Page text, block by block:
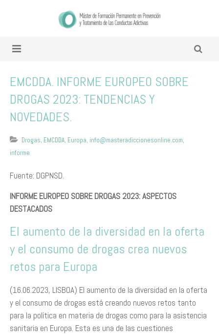
EMCDDA. INFORME EUROPEO SOBRE
DROGAS 2023: TENDENCIAS Y
NOVEDADES.
Drogas, EMCDDA, Europa, info@masteradiccionesonline.com,
informe
Fuente: DGPNSD.
INFORME EUROPEO SOBRE DROGAS 2023: ASPECTOS
DESTACADOS
El aumento de la diversidad en la oferta
y el consumo de drogas crea nuevos
retos para Europa
(16.06.2023, LISBOA) El aumento de la diversidad en la oferta
y el consumo de drogas está creando nuevos retos tanto
para la política en materia de drogas como para la asistencia
sanitaria en Europa. Esta es una de las cuestiones